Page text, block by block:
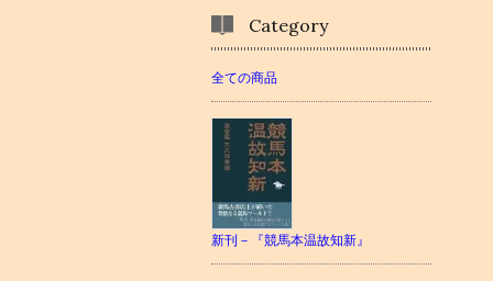
Category
全ての商品
新刊－『競馬本温故知新』